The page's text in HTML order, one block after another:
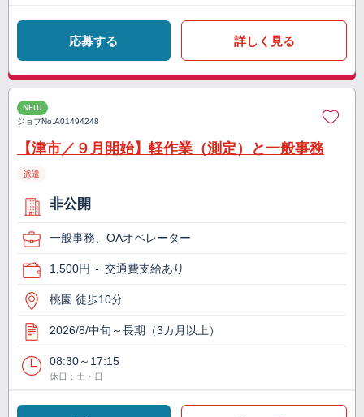
応募する 詳しく見る
NEW
ジョブNo.A01494248
【津市／９月開始】軽作業（測定）と一般事務
派遣
非公開
一般事務、OAオペレーター
1,500円～ 交通費支給あり
桃園 徒歩10分
2026/8/中旬～長期（3カ月以上）
08:30～17:15
休日：土・日